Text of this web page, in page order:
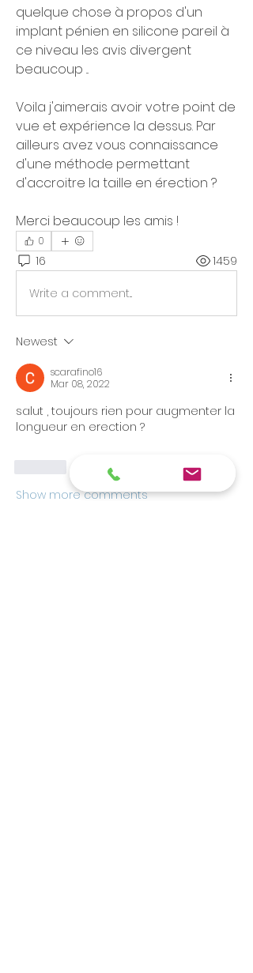
quelque chose à propos d'un
implant pénien en silicone pareil à
ce niveau les avis divergent
beaucoup ...
Voila j'aimerais avoir votre point de
vue et expérience la dessus. Par
ailleurs avez vous connaissance
d'une méthode permettant
d'accroitre la taille en érection ?
Merci beaucoup les amis !
0
16 1459
Write a comment...
Newest
scarafino16
Mar 08, 2022
salut , toujours rien pour augmenter la
longueur en erection ?
Show more comments